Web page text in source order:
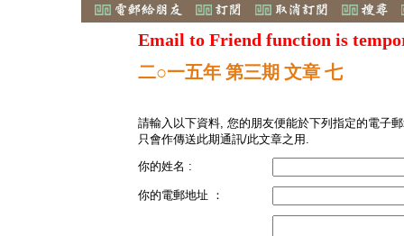
Email to Friend function is
二○一五年 第三期 文章 七
請輸入以下資料, 您的朋友便能於下列指定的電子
只會作傳送此期通訊/此文章之用.
你的姓名 :
你的電郵地址 ：